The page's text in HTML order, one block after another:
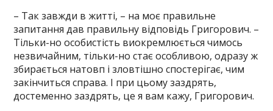
– Так завжди в житті, – на моє правильне
запитання дав правильну відповідь Григорович. –
Тільки-но особистість виокремлюється чимось
незвичайним, тільки-но стає особливою, одразу ж
збирається натовп і зловтішно спостерігає, чим
закінчиться справа. І при цьому заздрять,
достеменно заздрять, це я вам кажу, Григорович.